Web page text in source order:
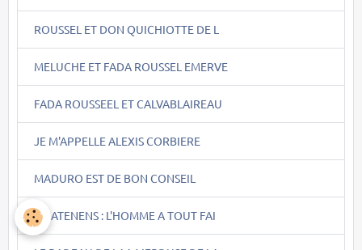
ROUSSEL ET DON QUICHIOTTE DE L
MELUCHE ET FADA ROUSSEL EMERVE
FADA ROUSSEEL ET CALVABLAIREAU
JE M'APPELLE ALEXIS CORBIERE
MADURO EST DE BON CONSEIL
QUATENENS : L'HOMME A TOUT FAI